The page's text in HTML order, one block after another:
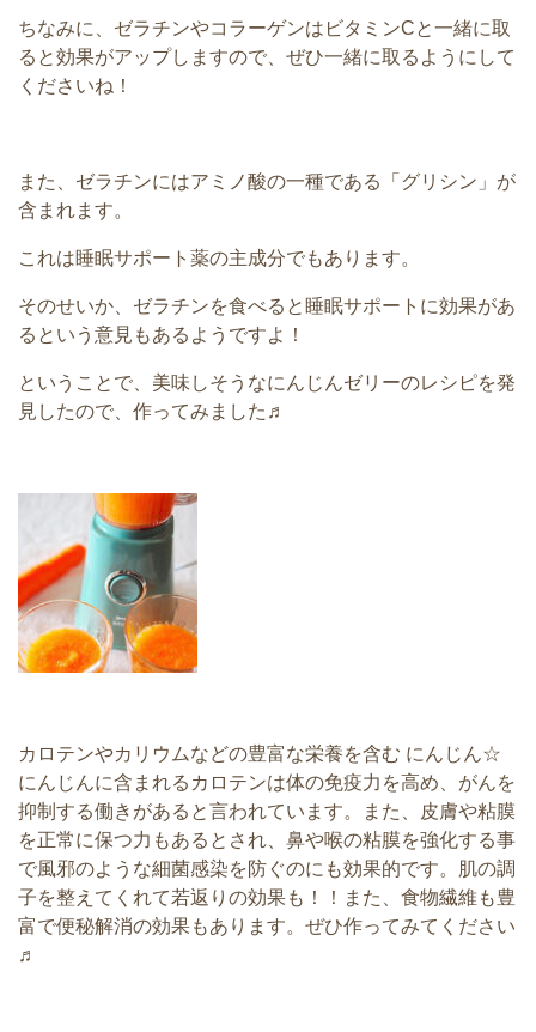
ちなみに、ゼラチンやコラーゲンはビタミンCと一緒に取
ると効果がアップしますので、ぜひ一緒に取るようにして
くださいね！
また、ゼラチンにはアミノ酸の一種である「グリシン」 が
含まれます。
これは睡眠サポート薬の主成分でもあります。
そのせいか、 ゼラチンを食べると睡眠サポートに効果があ
るという意見もあるよ うですよ！
ということで、 美味しそうなにんじんゼリーのレシピを発
見したので、 作ってみました♬
カロテンやカリウムなどの豊富な栄養を含む にんじん☆
にんじんに含まれるカロテンは体の免疫力を高め、 がんを
抑制する働きがあると言われています。また、
皮膚や粘膜
を正常に保つ力もあるとされ、 鼻や喉の粘膜を強化する事
で風邪のような細菌感染を防ぐのにも効果的です。肌の調
子を整えてくれて若返りの効果も！！また、 食物繊維も豊
富で便秘解消の効果もあります。 ぜひ作ってみてください
♬